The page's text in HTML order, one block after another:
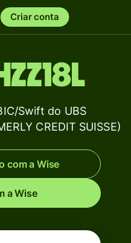
Criar conta
Swift do UBS
CREDIT SUISSE)
com a Wise
a Wise